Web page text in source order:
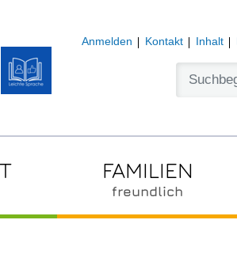
Anmelden Kontakt Inhalt
FAMILIEN
freundlich